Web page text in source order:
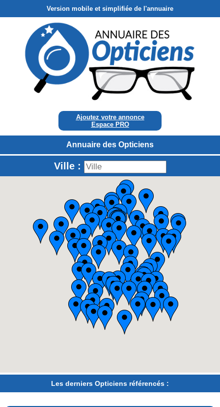
Version mobile et simplifiée de l'annuaire
Ajoutez votre annonce
Espace PRO
Annuaire des Opticiens
Ville :
Les derniers Opticiens référencés :